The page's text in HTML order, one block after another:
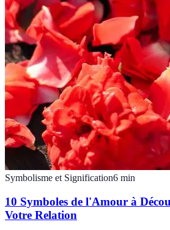
Symbolisme et Signification6 min
10 Symboles de l'Amour à
Votre Relation